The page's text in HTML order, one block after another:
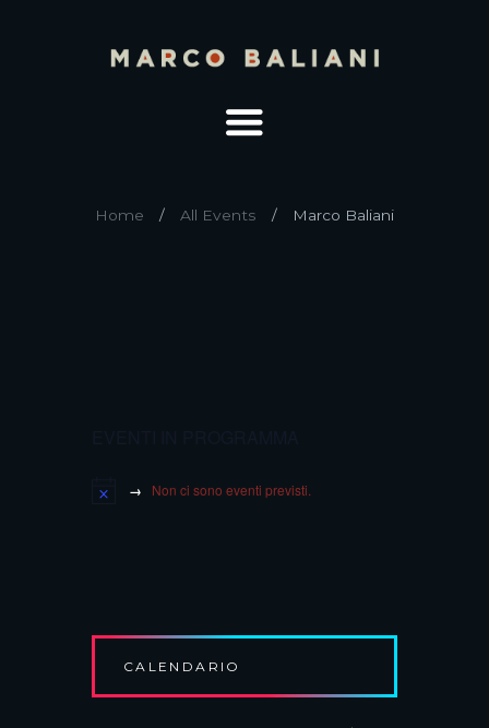
Home All Events Marco Baliani
Non ci sono eventi previsti.
CALENDARIO